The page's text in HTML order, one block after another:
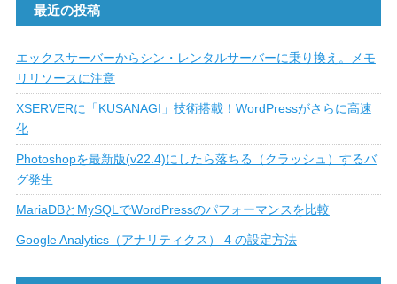
最近の投稿
エックスサーバーからシン・レンタルサーバーに乗り換え。メモ
リリソースに注意
XSERVERに「KUSANAGI」技術搭載！WordPressがさらに高速
化
Photoshopを最新版(v22.4)にしたら落ちる（クラッシュ）するバ
グ発生
MariaDBとMySQLでWordPressのパフォーマンスを比較
Google Analytics（アナリティクス） 4 の設定方法